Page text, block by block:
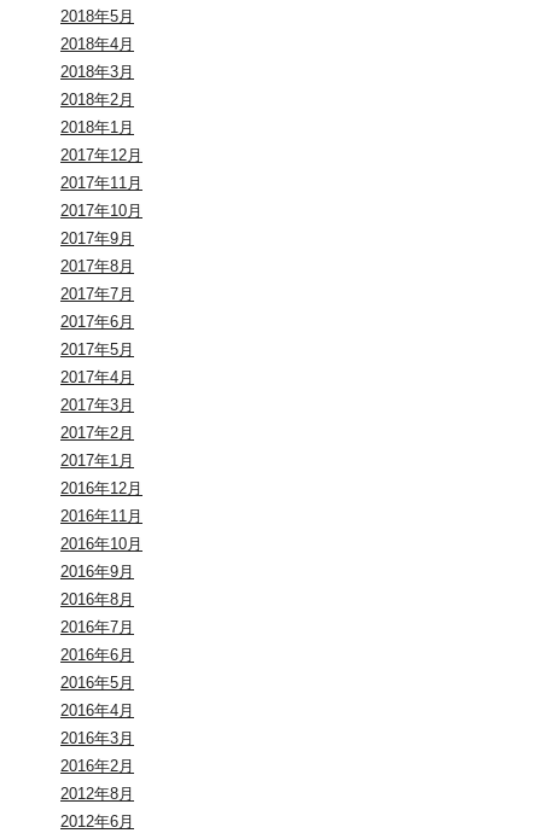
2018年5月
2018年4月
2018年3月
2018年2月
2018年1月
2017年12月
2017年11月
2017年10月
2017年9月
2017年8月
2017年7月
2017年6月
2017年5月
2017年4月
2017年3月
2017年2月
2017年1月
2016年12月
2016年11月
2016年10月
2016年9月
2016年8月
2016年7月
2016年6月
2016年5月
2016年4月
2016年3月
2016年2月
2012年8月
2012年6月